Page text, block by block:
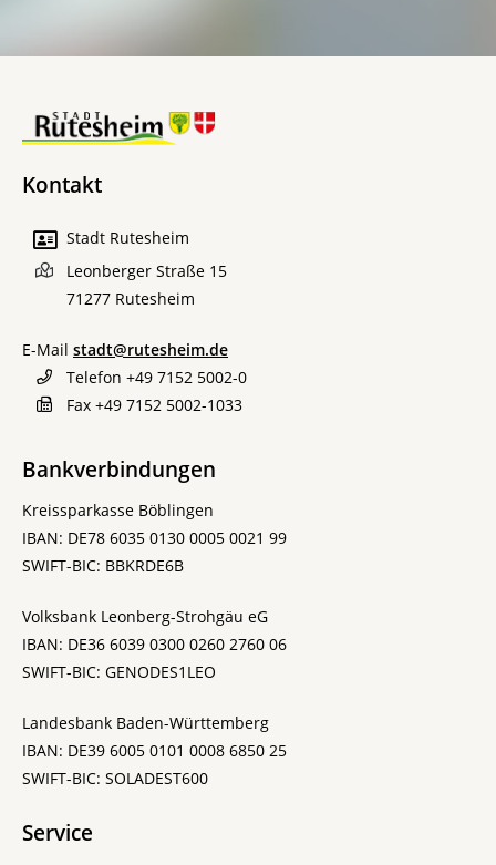
Kontakt
Stadt Rutesheim
Leonberger Straße 15
71277 Rutesheim
E-Mail stadt@rutesheim.de
Telefon +49 7152 5002-0
Fax +49 7152 5002-1033
Bankverbindungen
Kreissparkasse Böblingen
IBAN: DE78 6035 0130 0005 0021 99
SWIFT-BIC: BBKRDE6B
Volksbank Leonberg-Strohgäu eG
IBAN: DE36 6039 0300 0260 2760 06
SWIFT-BIC: GENODES1LEO
Landesbank Baden-Württemberg
IBAN: DE39 6005 0101 0008 6850 25
SWIFT-BIC: SOLADEST600
Service